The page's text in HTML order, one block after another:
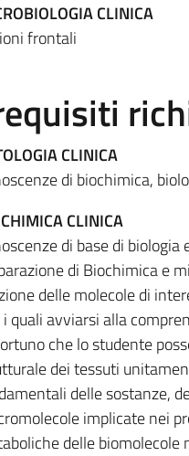
CLINICA
frontali
CLINICA
di biochimica,
CLINICA
di base di
di Biochimica e
delle molecole di
i quali avviarsi alla
che lo studente
dei tessuti
delle sostanze,
implicate nei
delle biomolecole